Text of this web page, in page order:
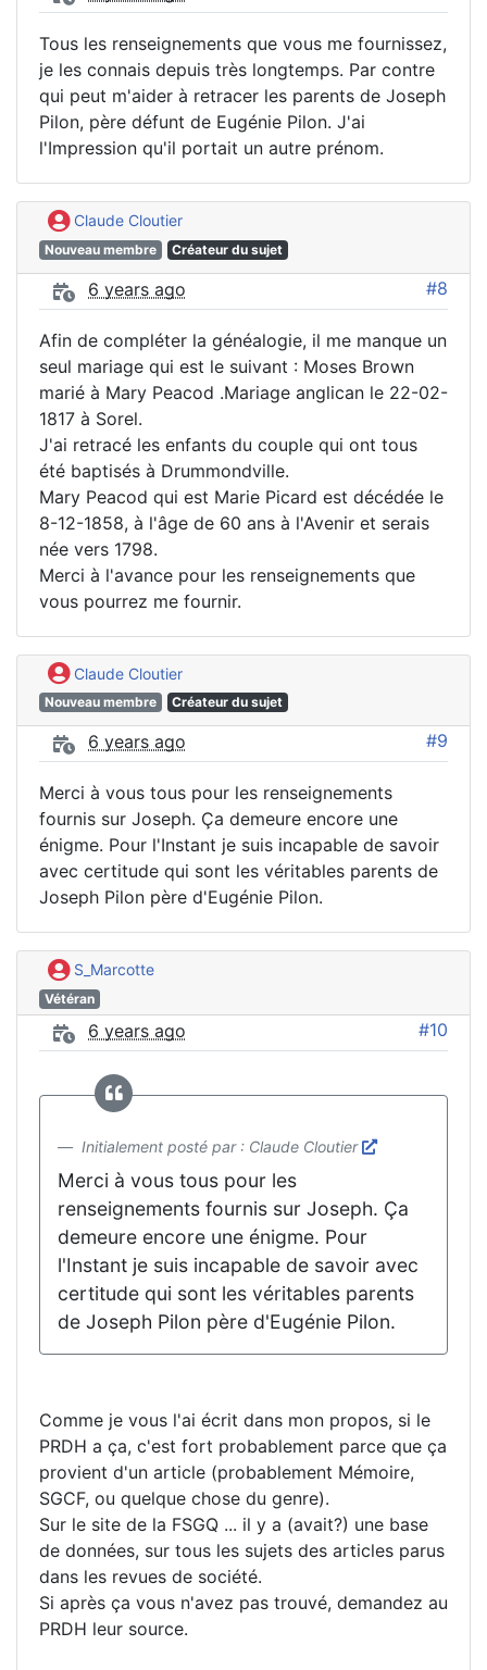
Tous les renseignements que vous me fournissez,
je les connais depuis très longtemps. Par contre
qui peut m'aider à retracer les parents de Joseph
Pilon, père défunt de Eugénie Pilon. J'ai
l'Impression qu'il portait un autre prénom.
Claude Cloutier
Nouveau membre Créateur du sujet
6 years ago #8
Afin de compléter la généalogie, il me manque un
seul mariage qui est le suivant : Moses Brown
marié à Mary Peacod .Mariage anglican le 22-02-
1817 à Sorel.
J'ai retracé les enfants du couple qui ont tous
été baptisés à Drummondville.
Mary Peacod qui est Marie Picard est décédée le
8-12-1858, à l'âge de 60 ans à l'Avenir et serais
née vers 1798.
Merci à l'avance pour les renseignements que
vous pourrez me fournir.
Claude Cloutier
Nouveau membre Créateur du sujet
6 years ago #9
Merci à vous tous pour les renseignements
fournis sur Joseph. Ça demeure encore une
énigme. Pour l'Instant je suis incapable de savoir
avec certitude qui sont les véritables parents de
Joseph Pilon père d'Eugénie Pilon.
S_Marcotte
Vétéran
6 years ago #10
Initialement posté par : Claude Cloutier
Merci à vous tous pour les
renseignements fournis sur Joseph. Ça
demeure encore une énigme. Pour
l'Instant je suis incapable de savoir avec
certitude qui sont les véritables parents
de Joseph Pilon père d'Eugénie Pilon.
Comme je vous l'ai écrit dans mon propos, si le
PRDH a ça, c'est fort probablement parce que ça
provient d'un article (probablement Mémoire,
SGCF, ou quelque chose du genre).
Sur le site de la FSGQ ... il y a (avait?) une base
de données, sur tous les sujets des articles parus
dans les revues de société.
Si après ça vous n'avez pas trouvé, demandez au
PRDH leur source.